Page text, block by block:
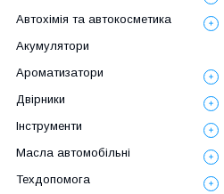
Автохімія та автокосметика
Акумулятори
Ароматизатори
Двірники
Інструменти
Масла автомобільні
Техдопомога